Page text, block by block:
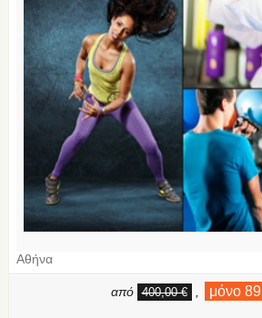
Αθήνα
από 400,00 € μόνο